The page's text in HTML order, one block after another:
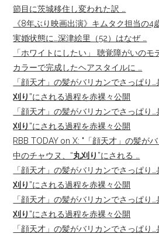
節目に茨城移住し変われた訳 …
《8年ぶり映画出演》キムタク担当の4
実婚状態に…深津絵里（52）はなぜ …
「ホワイトにしたい」 聴覚障がいの
カラーで完成したヘアスタイルに …
「顔天才」の髪がバリカンでさっぱり
刈り ”にされる過程を赤裸々公開
「顔天才」の髪がバリカンでさっぱり
刈り ”にされる過程を赤裸々公開
RBB TODAY on X: "「顔天才」の髪が
中のチャウヌ、“丸刈り ”にされる …
「顔天才」の髪がバリカンでさっぱり
刈り ”にされる過程を赤裸々公開
「顔天才」の髪がバリカンでさっぱり
刈り ”にされる過程を赤裸々公開
「顔天才」の髪がバリカンでさっぱり